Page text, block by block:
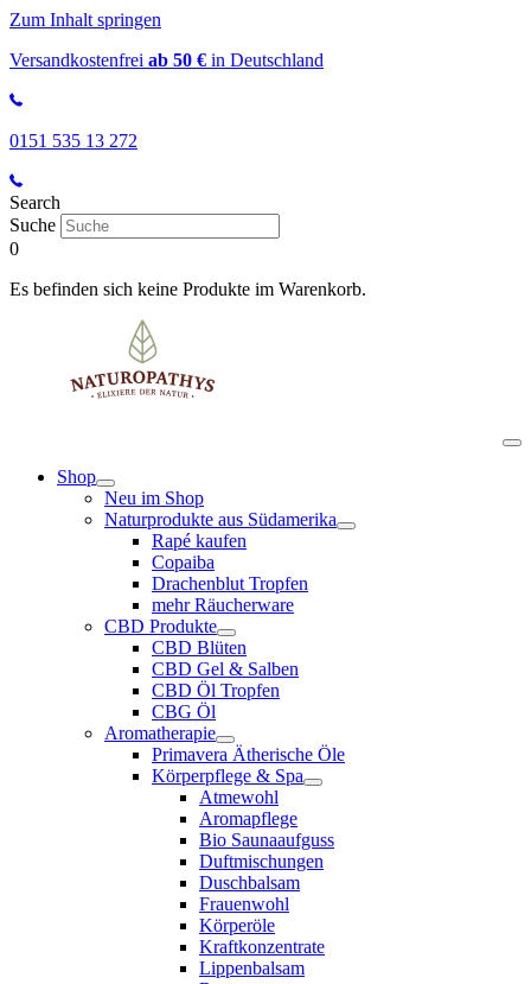
Zum Inhalt springen
Versandkostenfrei ab 50 € in Deutschland
0151 535 13 272
Search
Suche
0
Es befinden sich keine Produkte im Warenkorb.
Shop
Neu im Shop
Naturprodukte aus Südamerika
Rapé kaufen
Copaiba
Drachenblut Tropfen
mehr Räucherware
CBD Produkte
CBD Blüten
CBD Gel & Salben
CBD Öl Tropfen
CBG Öl
Aromatherapie
Primavera Ätherische Öle
Körperpflege & Spa
Atmewohl
Aromapflege
Bio Saunaaufguss
Duftmischungen
Duschbalsam
Frauenwohl
Körperöle
Kraftkonzentrate
Lippenbalsam